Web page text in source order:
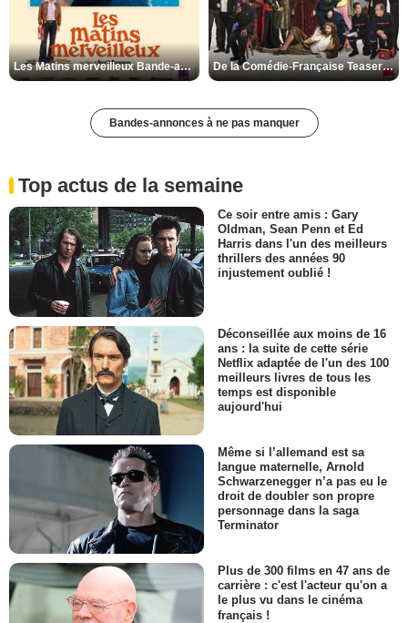
Les Matins merveilleux Bande-annonce VF De la Comédie-Française Teaser VF
Bandes-annonces à ne pas manquer
Top actus de la semaine
Ce soir entre amis : Gary
Oldman, Sean Penn et Ed
Harris dans l'un des meilleurs
thrillers des années 90
injustement oublié !
Déconseillée aux moins de 16
ans : la suite de cette série
Netflix adaptée de l'un des 100
meilleurs livres de tous les
temps est disponible
aujourd'hui
Même si l’allemand est sa
langue maternelle, Arnold
Schwarzenegger n’a pas eu le
droit de doubler son propre
personnage dans la saga
Terminator
Plus de 300 films en 47 ans de
carrière : c'est l'acteur qu'on a
le plus vu dans le cinéma
français !